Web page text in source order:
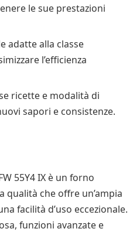
le sue prestazioni
adatte alla classe
l’efficienza
ricette e modalità di
sapori e consistenze.
55Y4 IX è un forno
qualità che offre un’ampia
facilità d’uso eccezionale.
funzioni avanzate e